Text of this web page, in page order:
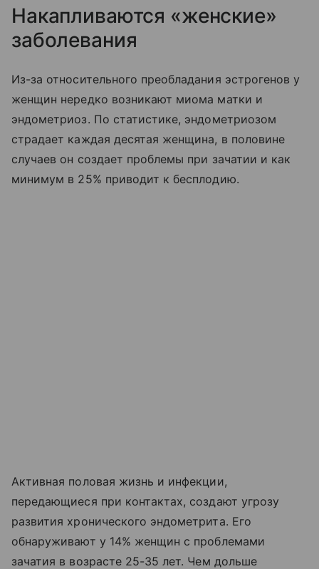
Накапливаются «женские»
заболевания
Из-за относительного преобладания эстрогенов у
женщин нередко возникают миома матки и
эндометриоз. По статистике, эндометриозом
страдает каждая десятая женщина, в половине
случаев он создает проблемы при зачатии и как
минимум в 25% приводит к бесплодию.
Активная половая жизнь и инфекции,
передающиеся при контактах, создают угрозу
развития хронического эндометрита. Его
обнаруживают у 14% женщин с проблемами
зачатия в возрасте 25-35 лет. Чем дольше